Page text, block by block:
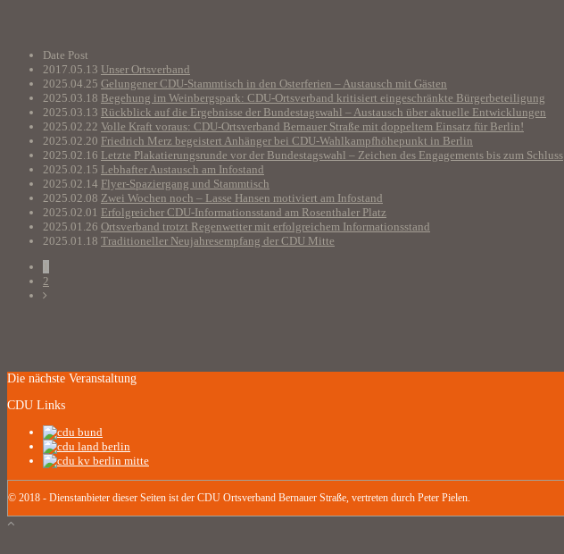
Date Post
2017.05.13 Unser Ortsverband
2025.04.25 Gelungener CDU-Stammtisch in den Osterferien – Austausch mit Gästen
2025.03.18 Begehung im Weinbergspark: CDU-Ortsverband kritisiert eingeschränkte Bürgerbeteiligung
2025.03.13 Rückblick auf die Ergebnisse der Bundestagswahl – Austausch über aktuelle Entwicklungen
2025.02.22 Volle Kraft voraus: CDU-Ortsverband Bernauer Straße mit doppeltem Einsatz für Berlin!
2025.02.20 Friedrich Merz begeistert Anhänger bei CDU-Wahlkampfhöhepunkt in Berlin
2025.02.16 Letzte Plakatierungsrunde vor der Bundestagswahl – Zeichen des Engagements bis zum Schluss
2025.02.15 Lebhafter Austausch am Infostand
2025.02.14 Flyer-Spaziergang und Stammtisch
2025.02.08 Zwei Wochen noch – Lasse Hansen motiviert am Infostand
2025.02.01 Erfolgreicher CDU-Informationsstand am Rosenthaler Platz
2025.01.26 Ortsverband trotzt Regenwetter mit erfolgreichem Informationsstand
2025.01.18 Traditioneller Neujahresempfang der CDU Mitte
2
Die nächste Veranstaltung
CDU Links
© 2018 - Dienstanbieter dieser Seiten ist der CDU Ortsverband Bernauer Straße, vertreten durch Peter Pielen.